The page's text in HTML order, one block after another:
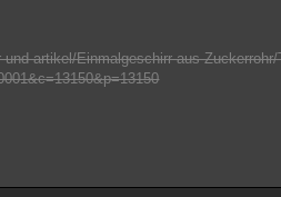
artikel/Einmalgeschirr-aus-Zuckerrohr/